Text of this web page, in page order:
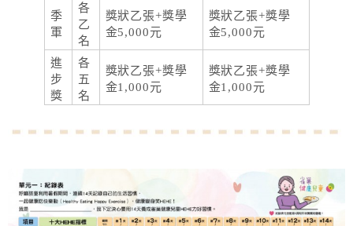
季
軍
各
乙
名
獎狀乙張+獎學
金5,000元
獎狀乙張+獎學
金5,000元
進
步
獎
各
五
名
獎狀乙張+獎學
金1,000元
獎狀乙張+獎學
金1,000元